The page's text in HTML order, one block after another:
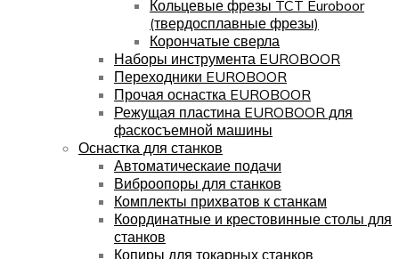
Кольцевые фрезы TCT Euroboor
(твердосплавные фрезы)
Корончатые сверла
Наборы инструмента EUROBOOR
Переходники EUROBOOR
Прочая оснастка EUROBOOR
Режущая пластина EUROBOOR для
фаскосъемной машины
Оснастка для станков
Автоматическаие подачи
Виброопоры для станков
Комплекты прихватов к станкам
Координатные и крестовинные столы для
станков
Копиры для токарных станков